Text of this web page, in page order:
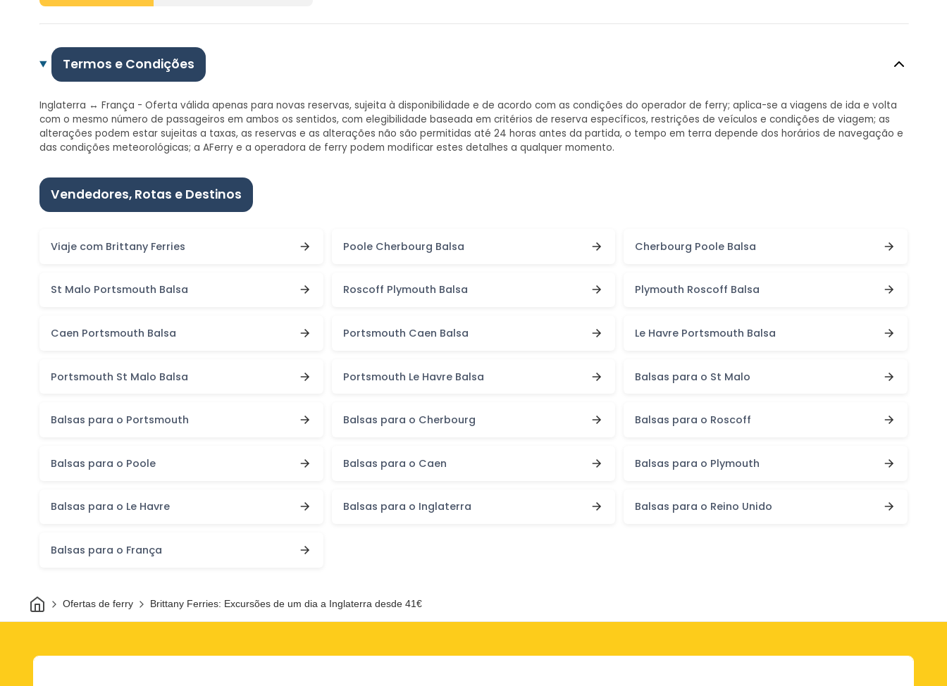
Termos e Condições
Inglaterra ↔ França - Oferta válida apenas para novas reservas, sujeita à disponibilidade e de acordo com as condições do operador de ferry; aplica-se a viagens de ida e volta
com o mesmo número de passageiros em ambos os sentidos, com elegibilidade baseada em critérios de reserva específicos, restrições de veículos e condições de viagem; as
alterações podem estar sujeitas a taxas, as reservas e as alterações não são permitidas até 24 horas antes da partida, o tempo em terra depende dos horários de navegação e
das condições meteorológicas; a AFerry e a operadora de ferry podem modificar estes detalhes a qualquer momento.
Vendedores, Rotas e Destinos
Viaje com Brittany Ferries Poole Cherbourg Balsa Cherbourg Poole Balsa
St Malo Portsmouth Balsa Roscoff Plymouth Balsa Plymouth Roscoff Balsa
Caen Portsmouth Balsa Portsmouth Caen Balsa Le Havre Portsmouth Balsa
Portsmouth St Malo Balsa Portsmouth Le Havre Balsa Balsas para o St Malo
Balsas para o Portsmouth Balsas para o Cherbourg Balsas para o Roscoff
Balsas para o Poole Balsas para o Caen Balsas para o Plymouth
Balsas para o Le Havre Balsas para o Inglaterra Balsas para o Reino Unido
Balsas para o França
CasaOfertas de ferry Brittany Ferries: Excursões de um dia a Inglaterra desde 41€